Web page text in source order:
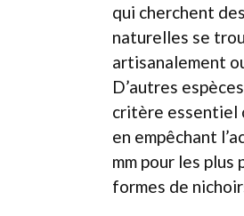
qui cherchent
naturelles se
artisanalement
D’autres
critère essentiel
en empêchant
mm pour les
formes de